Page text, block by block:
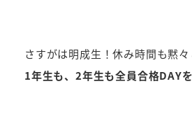
さすがは明成生！休み時間も黙々
1年生も、2年生も全員合格DAY